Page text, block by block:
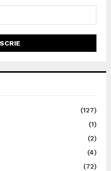
(127)
(1)
(2)
(4)
(72)